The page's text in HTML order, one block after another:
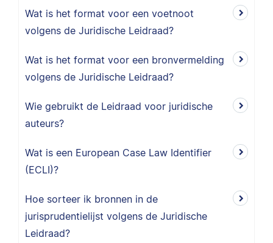
Wat is het format voor een voetnoot
volgens de Juridische Leidraad?
Wat is het format voor een bronvermelding
volgens de Juridische Leidraad?
Wie gebruikt de Leidraad voor juridische
auteurs?
Wat is een European Case Law Identifier
(ECLI)?
Hoe sorteer ik bronnen in de
jurisprudentielijst volgens de Juridische
Leidraad?